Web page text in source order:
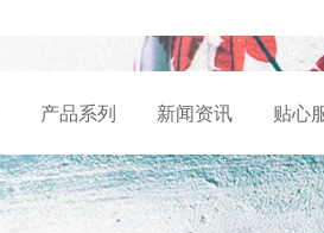
产品系列 新闻资讯 贴心